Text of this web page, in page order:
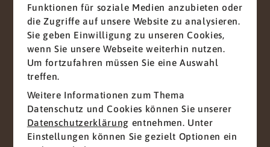
Telefon
Nachricht
Funktionen für soziale Medien anzubieten oder
die Zugriffe auf unsere Website zu analysieren.
Sie geben Einwilligung zu unseren Cookies,
wenn Sie unsere Webseite weiterhin nutzen.
Um fortzufahren müssen Sie eine Auswahl
treffen.
Weitere Informationen zum Thema
Datenschutz und Cookies können Sie unserer
Datenschutzerklärung entnehmen. Unter
Einstellungen können Sie gezielt Optionen ein